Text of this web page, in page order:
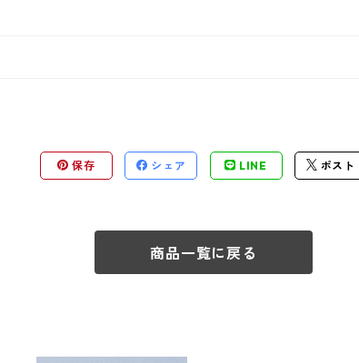
保存 シェア LINE ポスト
商品一覧に戻る